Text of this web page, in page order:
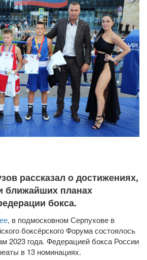
рассказал о достижениях,
ближайших планах
бокса.
, в подмосковном Серпухове в
боксёрского Форума состоялось
2023 года. Федерацией бокса России
в 13 номинациях.